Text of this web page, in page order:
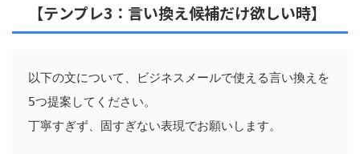
【テンプレ3：言い換え候補だけ欲しい時】
以下の文について、ビジネスメールで使える言い換えを
5つ提案してください。
丁寧すぎず、固すぎない表現でお願いします。